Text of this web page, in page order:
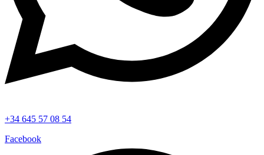
+34 645 57 08 54
Facebook